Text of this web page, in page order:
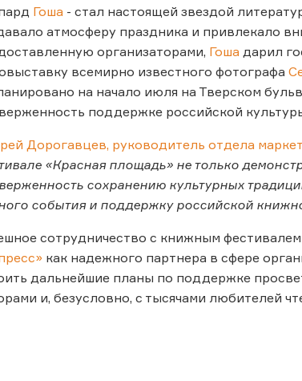
Гоша - стал настоящей звездой
атмосферу праздника и привлекало
организаторами, Гоша дарил
всемирно известного фотографа
на начало июля на Тверском
поддержке российской
Дорогавцев, руководитель отдела
«Красная площадь» не только
сохранению культурных
события и поддержку российской
сотрудничество с книжным
как надежного партнера в сфере
дальнейшие планы по поддержке
и, безусловно, с тысячами любителей